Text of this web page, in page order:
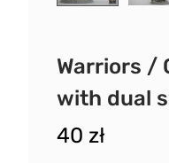
Warriors /
with dual
40 zł